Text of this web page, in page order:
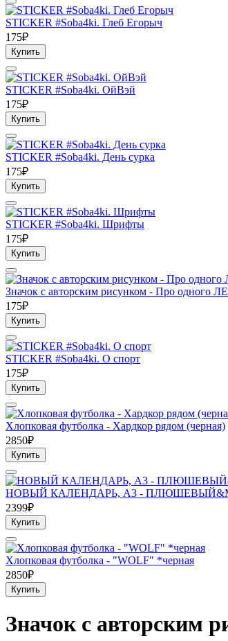
STICKER #Soba4ki. Глеб Егорыч
175₽
Купить
STICKER #Soba4ki. ОйВэй
175₽
Купить
STICKER #Soba4ki. День сурка
175₽
Купить
STICKER #Soba4ki. Шрифты
175₽
Купить
Значок с авторским рисунком - Про одного
175₽
Купить
STICKER #Soba4ki. О спорт
175₽
Купить
Хлопковая футболка - Хардкор рядом (черная)
2850₽
Купить
НОВЫЙ КАЛЕНДАРЬ, А3 -
2399₽
Купить
Хлопковая футболка - "WOLF" *черная
2850₽
Купить
Значок с авторским